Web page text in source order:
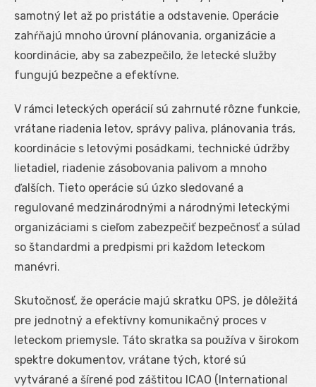
samotný let až po pristátie a odstavenie. Operácie
zahŕňajú mnoho úrovní plánovania, organizácie a
koordinácie, aby sa zabezpečilo, že letecké služby
fungujú bezpečne a efektívne.
V rámci leteckých operácií sú zahrnuté rôzne funkcie,
vrátane riadenia letov, správy paliva, plánovania trás,
koordinácie s letovými posádkami, technické údržby
lietadiel, riadenie zásobovania palivom a mnoho
ďalších. Tieto operácie sú úzko sledované a
regulované medzinárodnými a národnými leteckými
organizáciami s cieľom zabezpečiť bezpečnosť a súlad
so štandardmi a predpismi pri každom leteckom
manévri.
Skutočnosť, že operácie majú skratku OPS, je dôležitá
pre jednotný a efektívny komunikačný proces v
leteckom priemysle. Táto skratka sa používa v širokom
spektre dokumentov, vrátane tých, ktoré sú
vytvárané a šírené pod záštitou ICAO (International